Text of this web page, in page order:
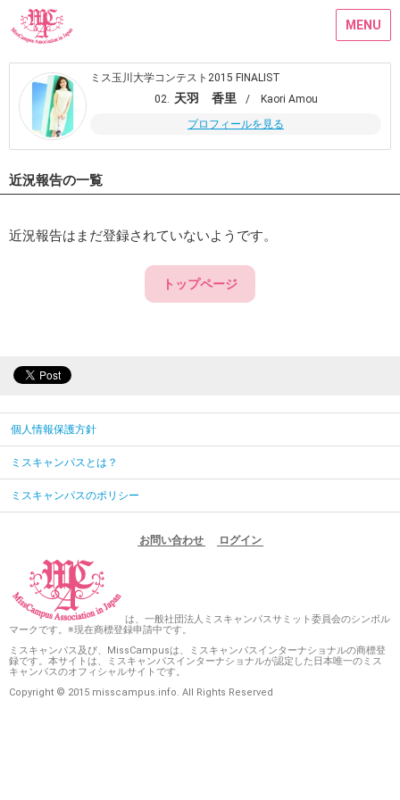
MENU
ミス玉川大学コンテスト2015 FINALIST
02. 天羽 香里
/ Kaori Amou
プロフィールを見る
近況報告の一覧
近況報告はまだ登録されていないようです。
トップページ
個人情報保護方針
ミスキャンパスとは？
ミスキャンパスのポリシー
お問い合わせ ログイン
は、一般社団法人ミスキャンパスサミット委員会のシンボル
マークです。※現在商標登録申請中です。
ミスキャンパス及び、MissCampusは、ミスキャンパスインターナショナルの商標登
録です。本サイトは、ミスキャンパスインターナショナルが認定した日本唯一のミス
キャンパスのオフィシャルサイトです。
Copyright © 2015 misscampus.info. All Rights Reserved